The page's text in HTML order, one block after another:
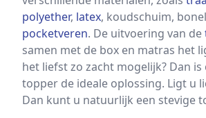
polyether, latex, koudschuim,
pocketveren. De uitvoering van de
samen met de box en matras het
het liefst zo zacht mogelijk? Dan is
topper de ideale oplossing. Ligt u
Dan kunt u natuurlijk een stevige